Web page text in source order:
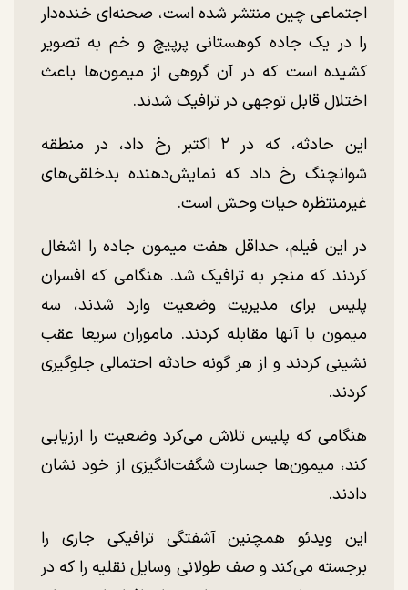
اجتماعی چین منتشر شده است، صحنه‌ای خنده‌دار
را در یک جاده کوهستانی پرپیچ و خم به تصویر
کشیده است که در آن گروهی از میمون‌ها باعث
اختلال قابل توجهی در ترافیک شدند.
این حادثه، که در ۲ اکتبر رخ داد، در منطقه
شوانچنگ رخ داد که نمایش‌دهنده بدخلقی‌های
غیرمنتظره حیات وحش است.
در این فیلم، حداقل هفت میمون جاده را اشغال
کردند که منجر به ترافیک شد. هنگامی که افسران
پلیس برای مدیریت وضعیت وارد شدند، سه
میمون با آنها مقابله کردند. ماموران سریعا عقب
نشینی کردند و از هر گونه حادثه احتمالی جلوگیری
کردند.
هنگامی که پلیس تلاش می‌کرد وضعیت را ارزیابی
کند، میمون‌ها جسارت شگفت‌انگیزی از خود نشان
دادند.
این ویدئو همچنین آشفتگی ترافیکی جاری را
برجسته می‌کند و صف طولانی وسایل نقلیه را که در